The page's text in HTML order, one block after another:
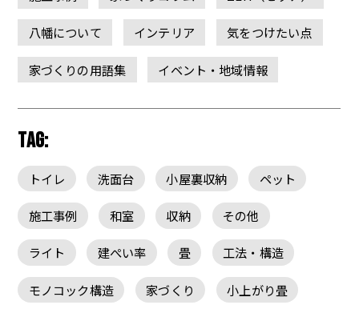
八幡について インテリア 気をつけたい点
家づくりの用語集 イベント・地域情報
TAG:
トイレ 洗面台 小屋裏収納 ペット
施工事例 和室 収納 その他
ライト 建ぺい率 畳 工法・構造
モノコック構造 家づくり 小上がり畳